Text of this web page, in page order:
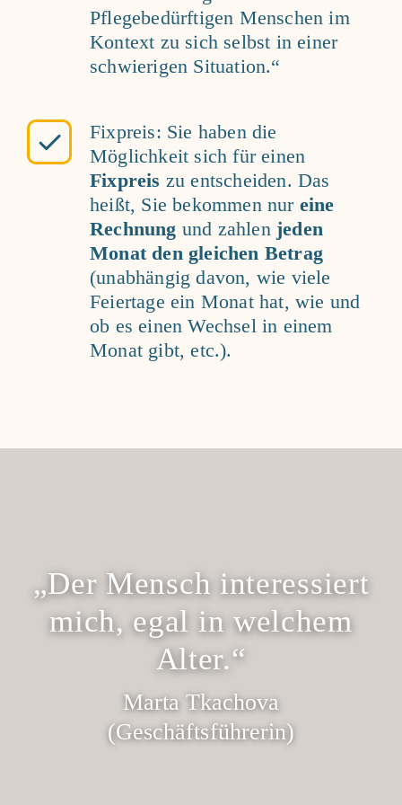
Pflegebedürftigen Menschen im
Kontext zu sich selbst in einer
schwierigen Situation.“
Fixpreis: Sie haben die
Möglichkeit sich für einen
Fixpreis zu entscheiden. Das
heißt, Sie bekommen nur eine
Rechnung und zahlen jeden
Monat den gleichen Betrag
(unabhängig davon, wie viele
Feiertage ein Monat hat, wie und
ob es einen Wechsel in einem
Monat gibt, etc.).
„Der Mensch interessiert
mich, egal in welchem
Alter.“
Marta Tkachova
(Geschäftsführerin)